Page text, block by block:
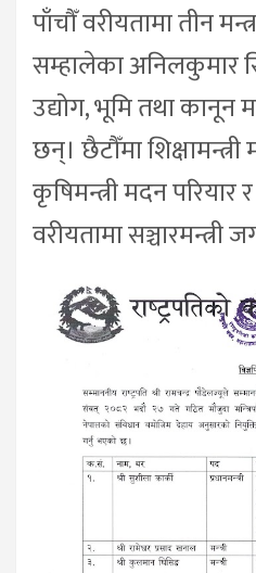
पाँचौँ वरीयतामा तीन
सम्हालेका अनिलकुमार
उद्योग, भूमि तथा कानून
छन्। छैटौँमा
कृषिमन्त्री मदन
वरीयतामा